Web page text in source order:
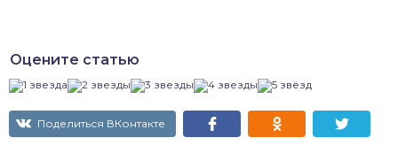
Оцените статью
Поделиться ВКонтакте